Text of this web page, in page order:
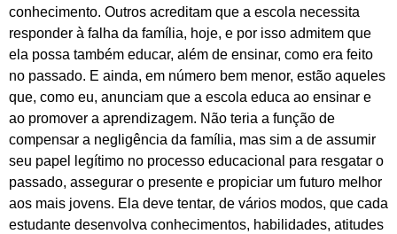
conhecimento. Outros acreditam que a escola necessita
responder à falha da família, hoje, e por isso admitem que
ela possa também educar, além de ensinar, como era feito
no passado. E ainda, em número bem menor, estão aqueles
que, como eu, anunciam que a escola educa ao ensinar e
ao promover a aprendizagem. Não teria a função de
compensar a negligência da família, mas sim a de assumir
seu papel legítimo no processo educacional para resgatar o
passado, assegurar o presente e propiciar um futuro melhor
aos mais jovens. Ela deve tentar, de vários modos, que cada
estudante desenvolva conhecimentos, habilidades, atitudes